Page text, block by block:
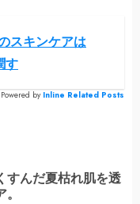
スキンケアは
す
Powered by Inline Related Posts
すんだ夏枯れ肌を透